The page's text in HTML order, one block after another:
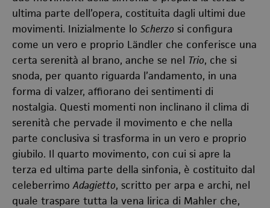
ultima parte dell’opera, costituita dagli ultimi due
movimenti. Inizialmente lo Scherzo si configura
come un vero e proprio Ländler che conferisce una
certa serenità al brano, anche se nel Trio, che si
snoda, per quanto riguarda l’andamento, in una
forma di valzer, affiorano dei sentimenti di
nostalgia. Questi momenti non inclinano il clima di
serenità che pervade il movimento e che nella
parte conclusiva si trasforma in un vero e proprio
giubilo. Il quarto movimento, con cui si apre la
terza ed ultima parte della sinfonia, è costituito dal
celeberrimoAdagietto, scritto per arpa e archi, nel
quale traspare tutta la vena lirica di Mahler che,